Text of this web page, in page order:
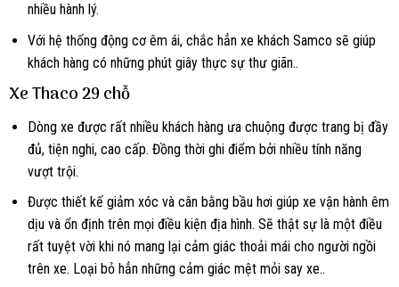
nhiều hành lý.
Với hệ thống động cơ êm ái, chắc hẳn xe khách Samco sẽ giúp
khách hàng có những phút giây thực sự thư giãn..
Xe Thaco 29 chỗ
Dòng xe được rất nhiều khách hàng ưa chuộng được trang bị đầy
đủ, tiện nghi, cao cấp. Đồng thời ghi điểm bởi nhiều tính năng
vượt trội.
Được thiết kế giảm xóc và cân bằng bầu hơi giúp xe vận hành êm
dịu và ổn định trên mọi điều kiện địa hình. Sẽ thật sự là một điều
rất tuyệt vời khi nó mang lại cảm giác thoải mái cho người ngồi
trên xe. Loại bỏ hẳn những cảm giác mệt mỏi say xe..